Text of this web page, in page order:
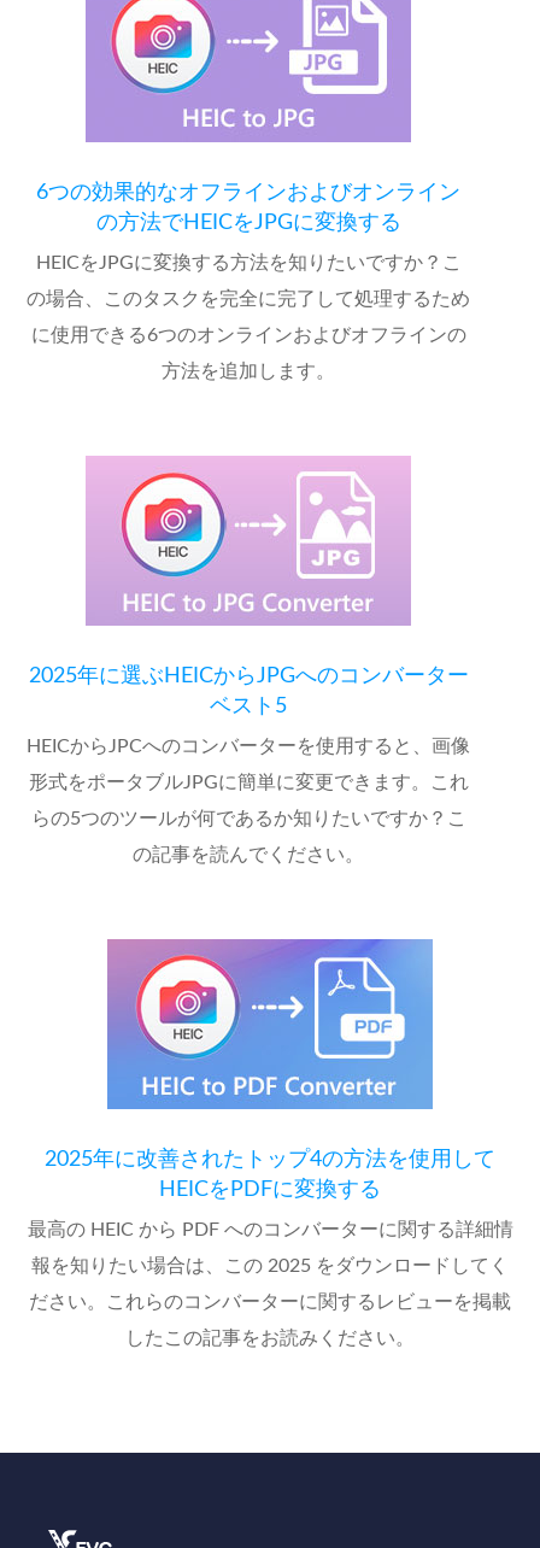
6つの効果的なオフラインおよびオンライン
の方法でHEICをJPGに変換する
HEICをJPGに変換する方法を知りたいですか？こ
の場合、このタスクを完全に完了して処理するため
に使用できる6つのオンラインおよびオフラインの
方法を追加します。
2025年に選ぶHEICからJPGへのコンバーター
ベスト5
HEICからJPCへのコンバーターを使用すると、画像
形式をポータブルJPGに簡単に変更できます。これ
らの5つのツールが何であるか知りたいですか？こ
の記事を読んでください。
2025年に改善されたトップ4の方法を使用して
HEICをPDFに変換する
最高の HEIC から PDF へのコンバーターに関する詳細情
報を知りたい場合は、この 2025 をダウンロードしてく
ださい。これらのコンバーターに関するレビューを掲載
したこの記事をお読みください。